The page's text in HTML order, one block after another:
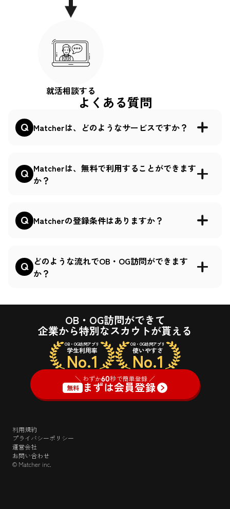
就活相談する
よくある質問
Matcherは、どのようなサービスですか？
Matcherは、無料で利用することができます
か？
Matcherの登録条件はありますか？
どのような流れでOB・OG訪問ができます
か？
OB・OG訪問ができて
企業から特別なスカウトが貰える
OB・OG訪問アプリ
学生利用率
No.1
OB・OG訪問アプリ
使いやすさ
No.1
＼ わずか60秒で簡単登録 ／
無料
まずは会員登録
© Matcher inc.
利用規約
プライバシーポリシー
運営会社
お問い合わせ